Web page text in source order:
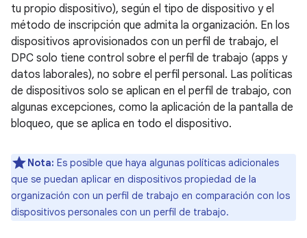
tu propio dispositivo), según el tipo de dispositivo y el
método de inscripción que admita la organización. En los
dispositivos aprovisionados con un perfil de trabajo, el
DPC solo tiene control sobre el perfil de trabajo (apps y
datos laborales), no sobre el perfil personal. Las políticas
de dispositivos solo se aplican en el perfil de trabajo, con
algunas excepciones, como la aplicación de la pantalla de
bloqueo, que se aplica en todo el dispositivo.
Nota: Es posible que haya algunas políticas adicionales
que se puedan aplicar en dispositivos propiedad de la
organización con un perfil de trabajo en comparación con los
dispositivos personales con un perfil de trabajo.